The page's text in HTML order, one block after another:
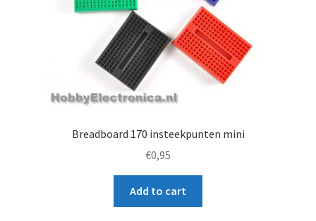
Breadboard 170 insteekpunten mini
€0,95
Add to cart